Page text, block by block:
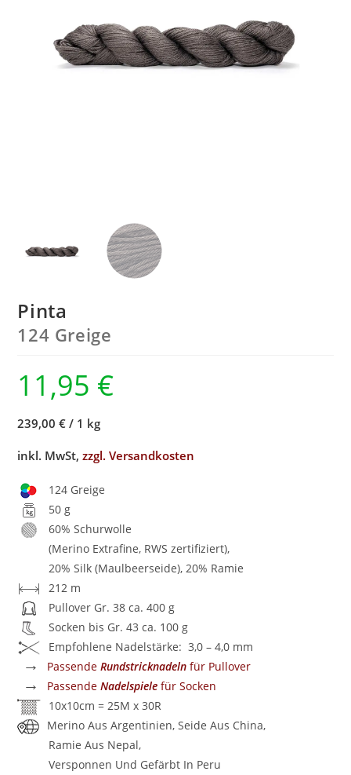
Pinta
124 Greige
11,95 €
239,00 € / 1 kg
inkl. MwSt,zzgl. Versandkosten
124 Greige
50 g
60% Schurwolle
(Merino Extrafine, RWS zertifiziert),
20% Silk (Maulbeerseide), 20% Ramie
212 m
Pullover Gr. 38 ca. 400 g
Socken bis Gr. 43 ca. 100 g
Empfohlene Nadelstärke: 3,0 – 4,0 mm
→ PassendeRundstricknadeln für Pullover
→ PassendeNadelspiele für Socken
10x10cm = 25M x 30R
Merino Aus Argentinien, Seide Aus China,
Ramie Aus Nepal,
Versponnen Und Gefärbt In Peru